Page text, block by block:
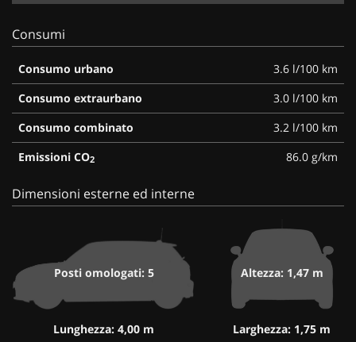
Consumi
Consumo urbano
3.6 l/100 km
Consumo extraurbano
3.0 l/100 km
Consumo combinato
3.2 l/100 km
Emissioni CO2 86.0 g/km
Dimensioni esterne ed interne
Posti omologati: 5
Lunghezza: 4,00 m
Altezza: 1,47 m
Larghezza: 1,75 m